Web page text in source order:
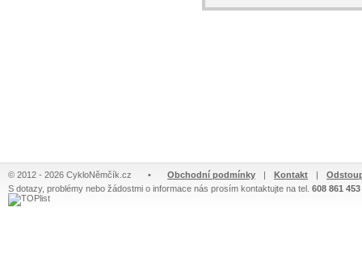
© 2012 - 2026 CykloNěmčík.cz • Obchodní podmínky | Kontakt |
S dotazy, problémy nebo žádostmi o informace nás prosím kontaktujte na tel. 608 861 453